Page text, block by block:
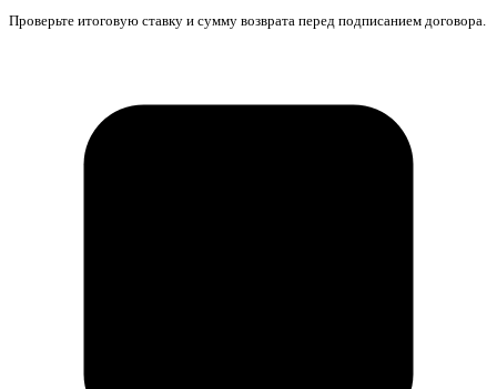
Проверьте итоговую ставку и сумму возврата перед подписанием договора.